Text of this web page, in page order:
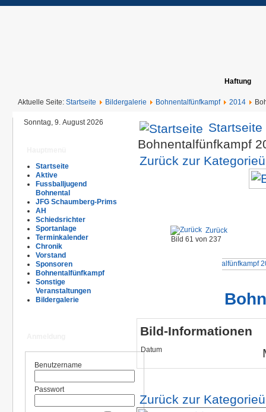
Haftung
Aktuelle Seite: Startseite Bildergalerie Bohnentalfünfkampf 2014
Sonntag, 9. August 2026
Startseite
Aktive
Fussballjugend
Bohnental
JFG Schaumberg-Prims
AH
Schiedsrichter
Sportanlage
Terminkalender
Chronik
Vorstand
Sponsoren
Bohnentalfünfkampf
Sonstige
Veranstaltungen
Bildergalerie
Benutzername
Passwort
Startseite
Bohnentalfünfkampf
Zurück zur
Zurück
Bild 61 von 237
Bild-Informationen
Datum
Zurück zur